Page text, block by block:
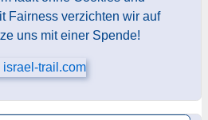
Fairness verzichten wir auf
uns mit einer Spende!